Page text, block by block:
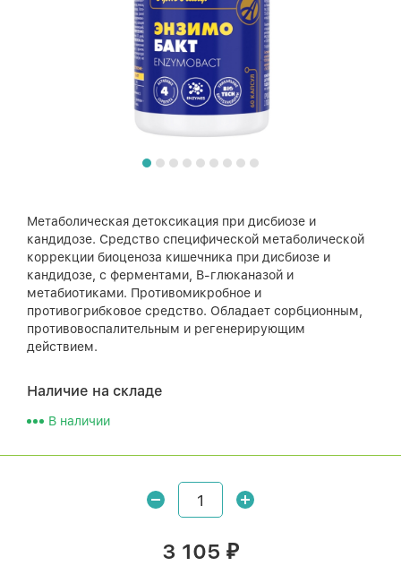
Метаболическая детоксикация при дисбиозе и
кандидозе. Средство специфической метаболической
коррекции биоценоза кишечника при дисбиозе и
кандидозе, с ферментами, В-глюканазой и
метабиотиками. Противомикробное и
противогрибковое средство. Обладает сорбционным,
противовоспалительным и регенерирующим
действием.
Наличие на складе
В наличии
3 105 ₽